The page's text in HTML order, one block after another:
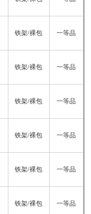
铁架/裸包 一等品
铁架/裸包 一等品
铁架/裸包 一等品
铁架/裸包 一等品
铁架/裸包 一等品
铁架/裸包 一等品